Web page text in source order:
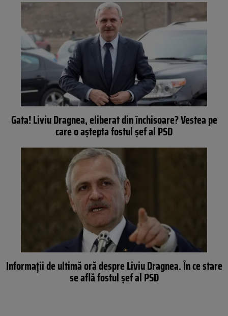
Gata! Liviu Dragnea, eliberat din închisoare? Vestea pe
care o aștepta fostul șef al PSD
Informații de ultimă oră despre Liviu Dragnea. În ce stare
se află fostul șef al PSD